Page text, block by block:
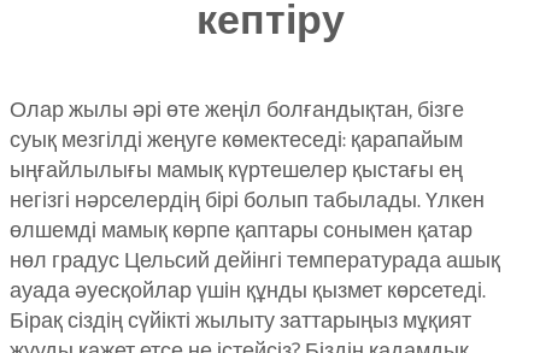
кептіру
Олар жылы әрі өте жеңіл болғандықтан, бізге
суық мезгілді жеңуге көмектеседі: қарапайым
ыңғайлылығы мамық күртешелер қыстағы ең
негізгі нәрселердің бірі болып табылады. Үлкен
өлшемді мамық көрпе қаптары сонымен қатар
нөл градус Цельсий дейінгі температурада ашық
ауада әуесқойлар үшін құнды қызмет көрсетеді.
Бірақ сіздің сүйікті жылыту заттарыңыз мұқият